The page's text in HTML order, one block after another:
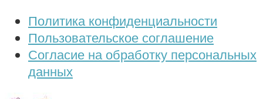
Политика конфиденциальности
Пользовательское соглашение
Согласие на обработку персональных
данных